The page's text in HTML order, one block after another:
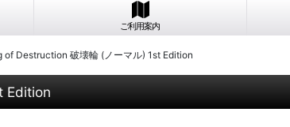
ご利用案内
of Destruction 破壊輪 (ノーマル) 1st Edition
Edition